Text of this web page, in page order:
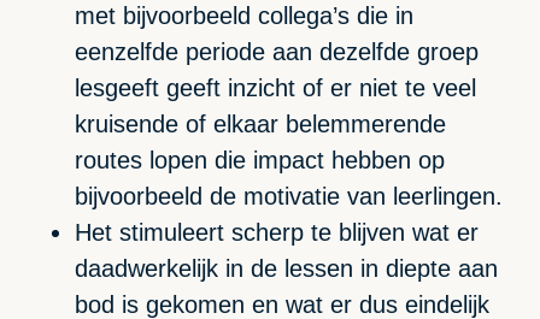
met bijvoorbeeld collega’s die in
eenzelfde periode aan dezelfde groep
lesgeeft geeft inzicht of er niet te veel
kruisende of elkaar belemmerende
routes lopen die impact hebben op
bijvoorbeeld de motivatie van leerlingen.
Het stimuleert scherp te blijven wat er
daadwerkelijk in de lessen in diepte aan
bod is gekomen en wat er dus eindelijk